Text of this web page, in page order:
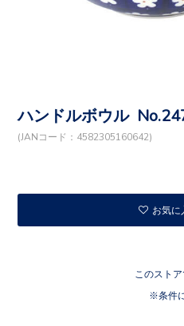
ハンドルボウル
(JANコード：4582305160642)
お気に
このスト
条件